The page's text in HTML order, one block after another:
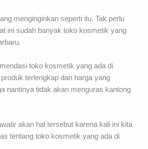
menginginkan seperti itu. Tak perlu
ini sudah banyak toko kosmetik yang
toko kosmetik yang ada di
terlengkap dan harga yang
nantinya tidak akan menguras kantong
akan hal tersebut karena kali ini kita
tentang toko kosmetik yang ada di